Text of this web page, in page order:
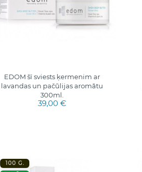
EDOM šī sviests ķermenim ar
lavandas un pačūlijas aromātu
300ml.
39,00 €
100 G.